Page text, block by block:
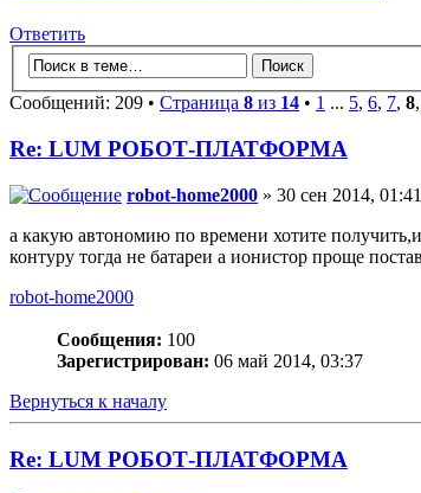
Ответить
Сообщений: 209 • Страница 8 из 14 • 1 ... 5, 6, 7, 8,
Re: LUM РОБОТ-ПЛАТФОРМА
robot-home2000 » 30 сен 2014, 01:41
а какую автономию по времени хотите
контуру тогда не батареи а ионистор проще
robot-home2000
Сообщения: 100
Зарегистрирован: 06 май 2014, 03:37
Вернуться к началу
Re: LUM РОБОТ-ПЛАТФОРМА